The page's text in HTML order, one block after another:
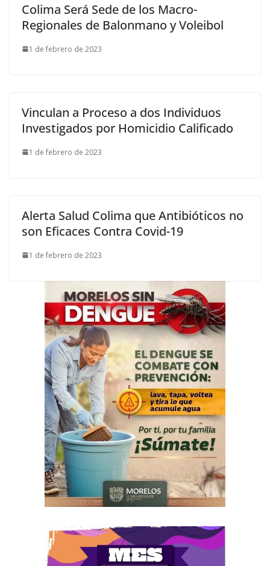
Colima Será Sede de los Macro-
Regionales de Balonmano y Voleibol
1 de febrero de 2023
Vinculan a Proceso a dos Individuos
Investigados por Homicidio Calificado
1 de febrero de 2023
Alerta Salud Colima que Antibióticos no
son Eficaces Contra Covid-19
1 de febrero de 2023